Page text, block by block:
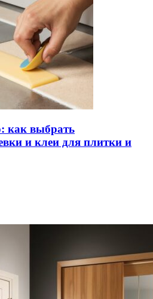
как выбрать
и клеи для плитки и